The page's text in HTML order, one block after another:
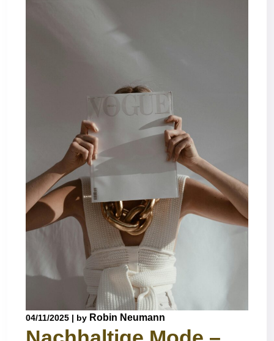
04/11/2025 | by Robin Neumann